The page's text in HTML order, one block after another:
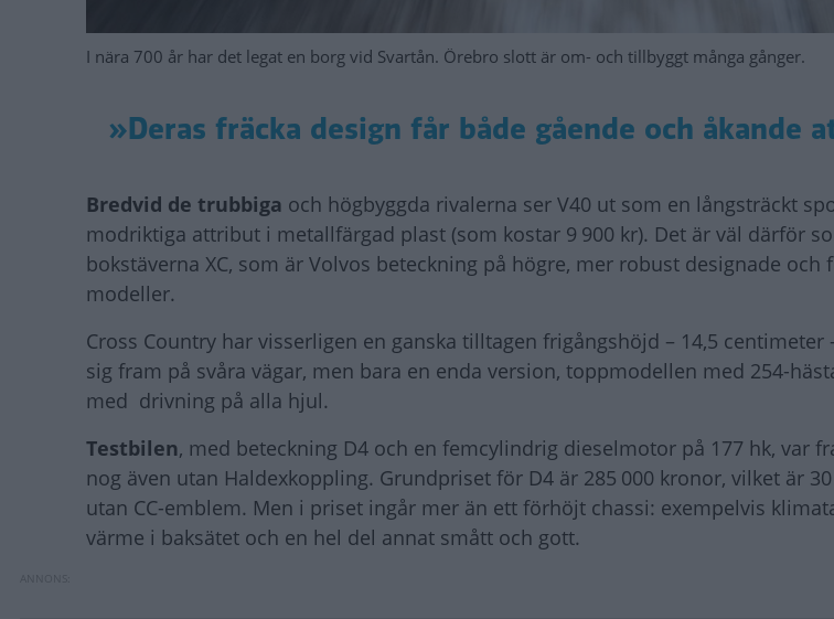
I nära 700 år har det legat en borg vid Svartån. Örebro slott är om- och tillbyggt många gånger.
»Deras fräcka design får både gående och
Bredvid de trubbiga och högbyggda rivalerna ser V40 ut som en långsträckt
modriktiga attribut i metallfärgad plast (som kostar 9 900 kr). Det är väl därför
bokstäverna XC, som är Volvos beteckning på högre, mer robust designade
modeller.
Cross Country har visserligen en ganska tilltagen frigångshöjd – 14,5
sig fram på svåra vägar, men bara en enda version, toppmodellen med 254-
med drivning på alla hjul.
Testbilen, med beteckning D4 och en femcylindrig dieselmotor på 177 hk, var
nog även utan Haldexkoppling. Grundpriset för D4 är 285 000 kronor, vilket är
utan CC-emblem. Men i priset ingår mer än ett förhöjt chassi: exempelvis
värme i baksätet och en hel del annat smått och gott.